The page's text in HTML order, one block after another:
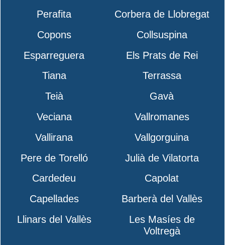
Perafita
Corbera de Llobregat
Copons
Collsuspina
Esparreguera
Els Prats de Rei
Tiana
Terrassa
Teià
Gavà
Veciana
Vallromanes
Vallirana
Vallgorguina
Pere de Torelló
Julià de Vilatorta
Cardedeu
Capolat
Capellades
Barberà del Vallès
Llinars del Vallès
Les Masíes de
Voltregà